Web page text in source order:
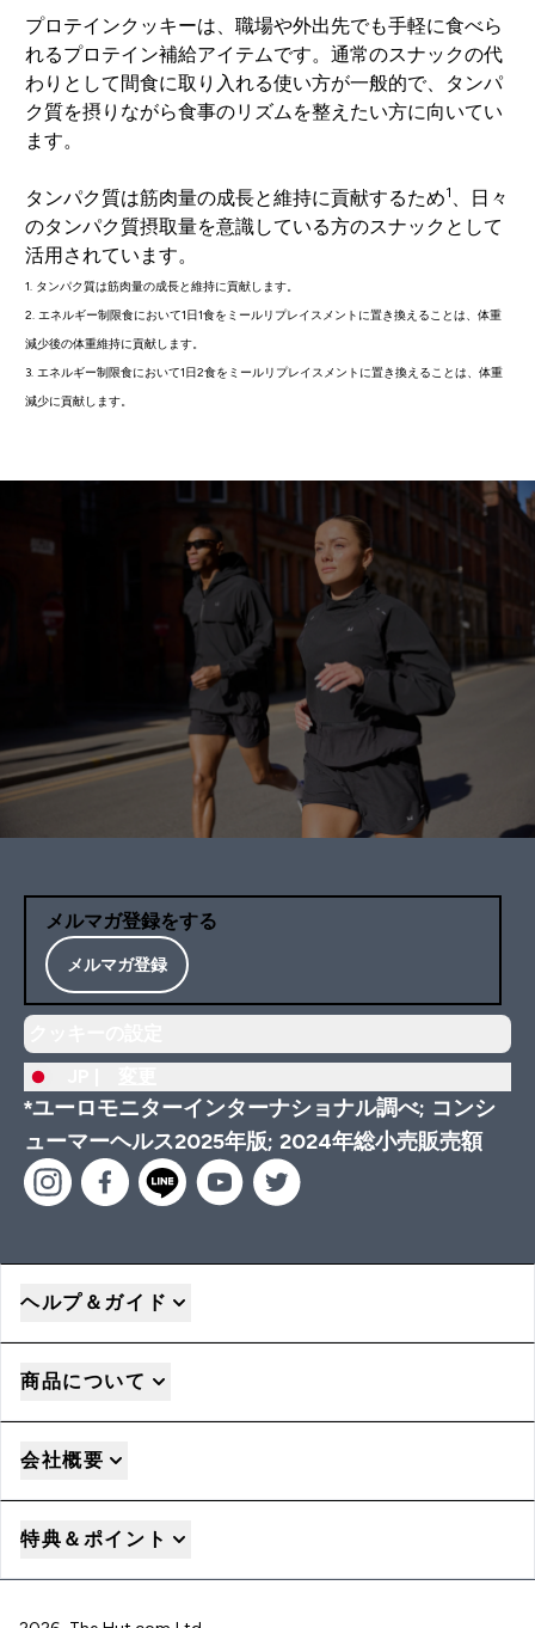
プロテインクッキーは、職場や外出先でも手軽に食べら
れるプロテイン補給アイテムです。通常のスナックの代
わりとして間食に取り入れる使い方が一般的で、タンパ
ク質を摂りながら食事のリズムを整えたい方に向いてい
ます。
タンパク質は筋肉量の成長と維持に貢献するため1
、日々
のタンパク質摂取量を意識している方のスナックとして
活用されています。
1. タンパク質は筋肉量の成長と維持に貢献します。
2. エネルギー制限食において1日1食をミールリプレイスメントに置き換えることは、体重
減少後の体重維持に貢献します。
3. エネルギー制限食において1日2食をミールリプレイスメントに置き換えることは、体重
減少に貢献します。
メルマガ登録をする
メルマガ登録
*ユーロモニターインターナショナル調べ; コンシ
ューマーヘルス2025年版; 2024年総小売販売額
ヘルプ＆ガイド
商品について
会社概要
特典＆ポイント